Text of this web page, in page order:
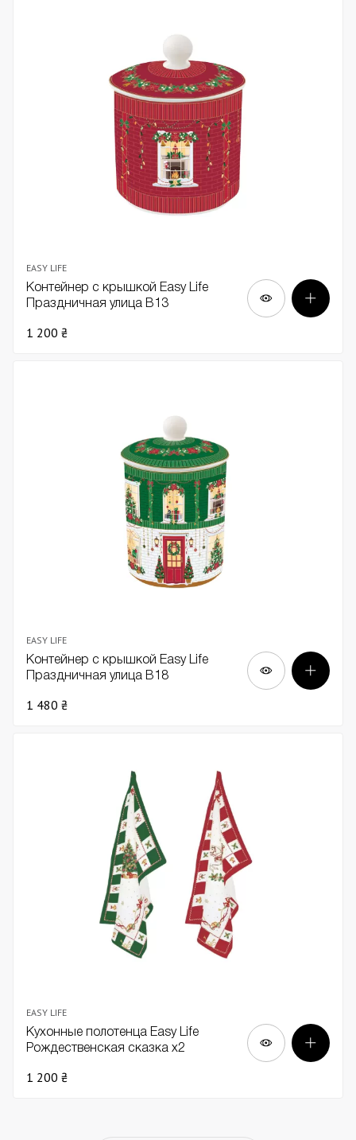
EASY LIFE
Контейнер с крышкой Easy Life
Праздничная улица В13
1 200 ₴
EASY LIFE
Контейнер с крышкой Easy Life
Праздничная улица В18
1 480 ₴
EASY LIFE
Кухонные полотенца Easy Life
Рождественская сказка х2
1 200 ₴